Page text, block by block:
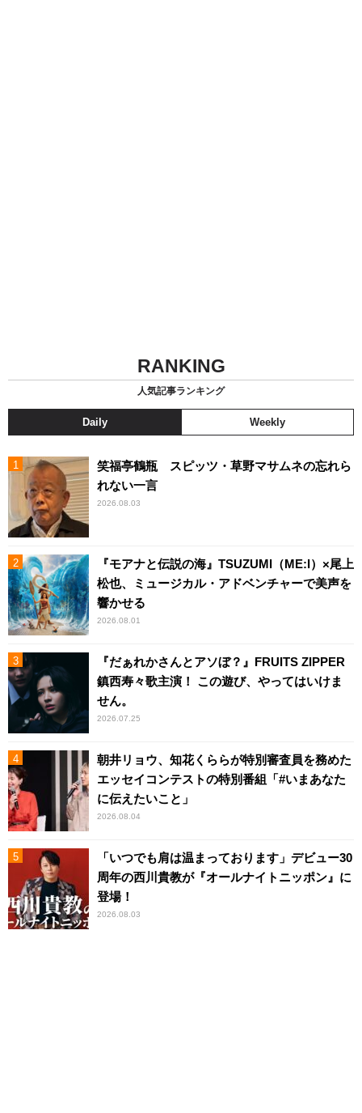
RANKING
人気記事ランキング
Daily Weekly
笑福亭鶴瓶 スピッツ・草野マサムネの忘れら
れない一言
2026.08.03
『モアナと伝説の海』TSUZUMI（ME:I）×尾上
松也、ミュージカル・アドベンチャーで美声を
響かせる
2026.08.01
『だぁれかさんとアソぼ？』FRUITS ZIPPER
鎮西寿々歌主演！ この遊び、やってはいけま
せん。
2026.07.25
朝井リョウ、知花くららが特別審査員を務めた
エッセイコンテストの特別番組「#いまあなた
に伝えたいこと」
2026.08.04
「いつでも肩は温まっております」デビュー30
周年の西川貴教が『オールナイトニッポン』に
登場！
2026.08.03